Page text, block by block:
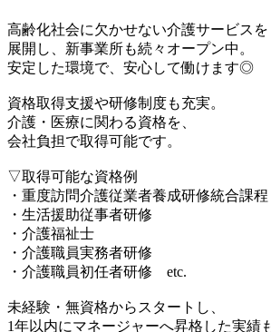
高齢化社会に欠かせない介護サービスを
展開し、新事業所も続々オープン中。
安定した環境で、安心して働けます◎
資格取得支援や研修制度も充実。
介護・医療に関わる資格を、
会社負担で取得可能です。
▽取得可能な資格例
・重度訪問介護従業者養成研修統合課程
・生活援助従事者研修
・介護福祉士
・介護職員実務者研修
・介護職員初任者研修 etc.
未経験・無資格からスタートし、
1年以内にマネージャーへ昇格した実績